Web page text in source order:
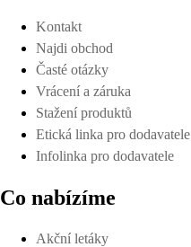
Kontakt
Najdi obchod
Časté otázky
Vrácení a záruka
Stažení produktů
Etická linka pro dodavatele
Infolinka pro dodavatele
Co nabízíme
Akční letáky